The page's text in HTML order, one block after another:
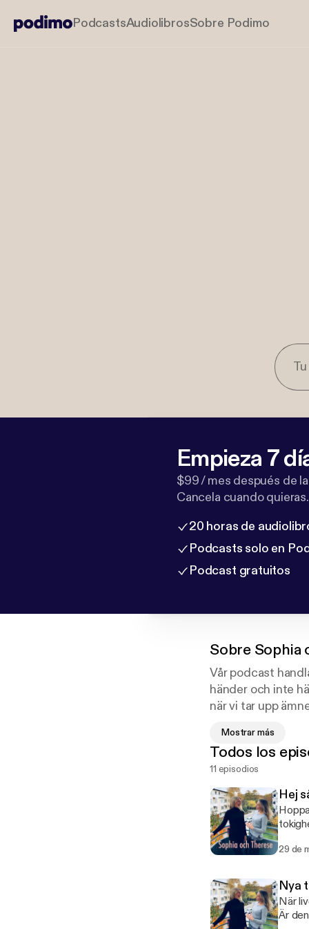
PodcastsAudiolibrosSobre Podimo
Empieza 7
$99 / mes después de
Cancela cuando quieras.
20 horas de
Podcasts solo en
Podcast gratuitos
Sobre Sophia
Vår podcast
händer och inte
när vi tar upp
opt-out
Mostrar más
Todos los
11 episodios
Hej
29 de
Nya
När
Är